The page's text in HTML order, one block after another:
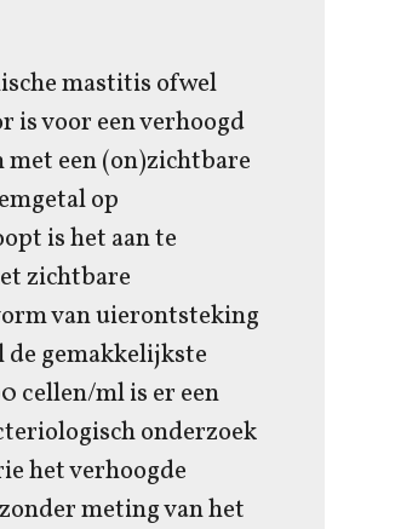
mastitis ofwel
voor een verhoogd
een (on)zichtbare
op
is het aan te
zichtbare
van uierontsteking
de gemakkelijkste
cellen/ml is er een
onderzoek
het verhoogde
meting van het